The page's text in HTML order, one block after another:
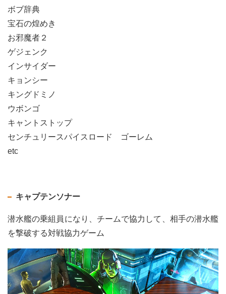
ボブ辞典
宝石の煌めき
お邪魔者２
ゲジェンク
インサイダー
キョンシー
キングドミノ
ウボンゴ
キャントストップ
センチュリースパイスロード ゴーレム
etc
キャプテンソナー
潜水艦の乗組員になり、チームで協力して、相手の潜水艦
を撃破する対戦協力ゲーム